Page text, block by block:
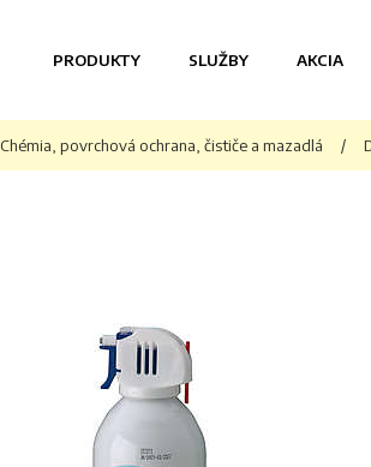
PRODUKTY SLUŽBY AKCIA
Chémia, povrchová ochrana, čističe a mazadlá /